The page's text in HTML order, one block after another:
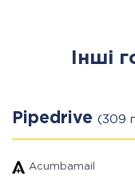
Інші
Pipedrive (309
Acumbamail